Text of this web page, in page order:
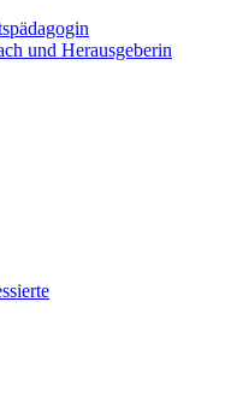
und Herausgeberin